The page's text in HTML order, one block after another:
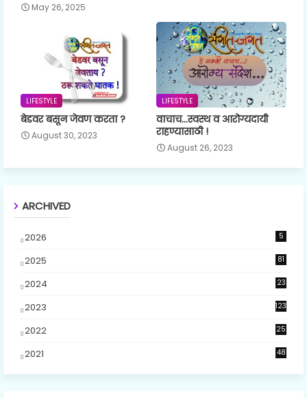
May 26, 2025
LIFESTYLE
बेडवर बसून जेवण करता ?
August 30, 2023
LIFESTYLE
वाचाच...स्वस्थ व आरोग्यदायी
राहण्यासाठी !
August 26, 2023
ARCHIVED
2026 5
2025 81
2024
23
2023 123
2022 25
2021 48